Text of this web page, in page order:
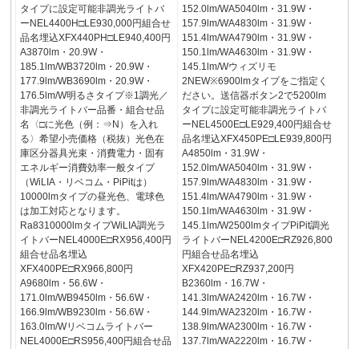
タイプに設定可能非調光ライトバ
ーNEL4400H□LE930,000円組合せ
品名埋込XFX440PH□LE940,400円
A3870lm・20.9W・
185.1lm/WB3720lm・20.9W・
177.9lm/WB3690lm・20.9W・
176.5lm/W明るさタイプ※1調光／
非調光ライトバー品番・組合せ品
名〈□に光色（例：⇒N）を入れ
る〉希望小売価格（税抜）光色在
庫区分器具光束・消費電力・固有
エネルギー消費効率一般タイプ
（WiLIA・リベコム・PiPitは）
10000lmタイプの昼光色、電球色
は加工対応となります。
Ra8310000lmタイプWiLIA調光ラ
イトバーNEL4000E□RX956,400円
組合せ品名埋込
XFX400PE□RX966,800円
A9680lm・56.6W・
171.0lm/WB9450lm・56.6W・
166.9lm/WB9230lm・56.6W・
163.0lm/Wリベコムライトバー
NEL4000E□RS956,400円組合せ品
152.0lm/WA5040lm・31.9W・
157.9lm/WA4830lm・31.9W・
151.4lm/WA4790lm・31.9W・
150.1lm/WA4630lm・31.9W・
145.1lm/Wウィズリモ
2NEW※6900lmタイプをご指定く
ださい。送信器ボタン2で5200lm
タイプに設定可能非調光ライトバ
ーNEL4500E□LE929,400円組合せ
品名埋込XFX450PE□LE939,800円
A4850lm・31.9W・
152.0lm/WA5040lm・31.9W・
157.9lm/WA4830lm・31.9W・
151.4lm/WA4790lm・31.9W・
150.1lm/WA4630lm・31.9W・
145.1lm/W2500lmタイプPiPit調光
ライトバーNEL4200E□RZ926,800
円組合せ品名埋込
XFX420PE□RZ937,200円
B2360lm・16.7W・
141.3lm/WA2420lm・16.7W・
144.9lm/WA2320lm・16.7W・
138.9lm/WA2300lm・16.7W・
137.7lm/WA2220lm・16.7W・